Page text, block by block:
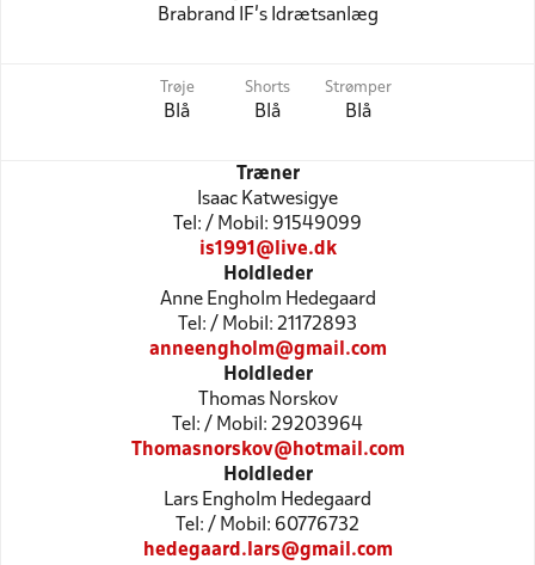
Brabrand IF's Idrætsanlæg
Trøje
Blå
Shorts
Blå
Strømper
Blå
Træner
Isaac Katwesigye
Tel: / Mobil: 91549099
is1991@live.dk
Holdleder
Anne Engholm Hedegaard
Tel: / Mobil: 21172893
anneengholm@gmail.com
Holdleder
Thomas Norskov
Tel: / Mobil: 29203964
Thomasnorskov@hotmail.com
Holdleder
Lars Engholm Hedegaard
Tel: / Mobil: 60776732
hedegaard.lars@gmail.com